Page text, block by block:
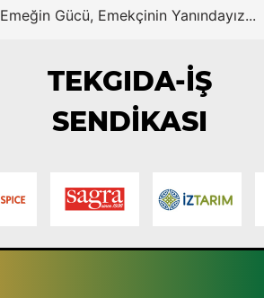
Emeğin Gücü, Emekçinin Yanındayız...
TEKGIDA-İŞ
SENDİKASI